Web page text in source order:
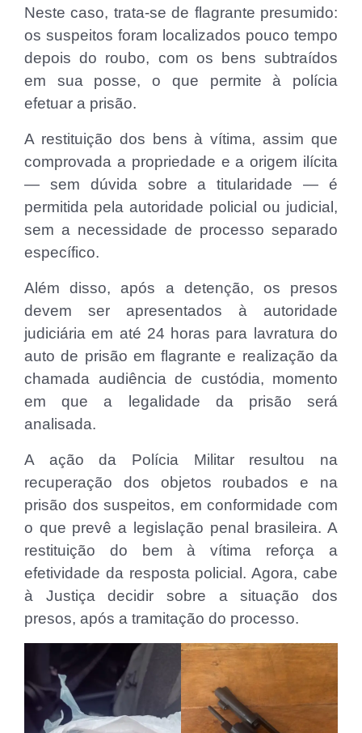
Neste caso, trata-se de flagrante presumido:
os suspeitos foram localizados pouco tempo
depois do roubo, com os bens subtraídos
em sua posse, o que permite à polícia
efetuar a prisão.
A restituição dos bens à vítima, assim que
comprovada a propriedade e a origem ilícita
— sem dúvida sobre a titularidade — é
permitida pela autoridade policial ou judicial,
sem a necessidade de processo separado
específico.
Além disso, após a detenção, os presos
devem ser apresentados à autoridade
judiciária em até 24 horas para lavratura do
auto de prisão em flagrante e realização da
chamada audiência de custódia, momento
em que a legalidade da prisão será
analisada.
A ação da Polícia Militar resultou na
recuperação dos objetos roubados e na
prisão dos suspeitos, em conformidade com
o que prevê a legislação penal brasileira. A
restituição do bem à vítima reforça a
efetividade da resposta policial. Agora, cabe
à Justiça decidir sobre a situação dos
presos, após a tramitação do processo.